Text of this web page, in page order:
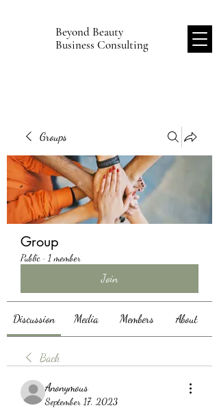
Beyond Beauty
Business Consulting
Groups
Group
Public · 1 member
Join
Discussion Media Members About
Back
Anonymous
September 17, 2023